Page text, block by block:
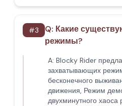
#3 Q: Какие
режимы?
A: Blocky Rider
захватывающих
бесконечного
движения, Режим
двухминутного хаоса